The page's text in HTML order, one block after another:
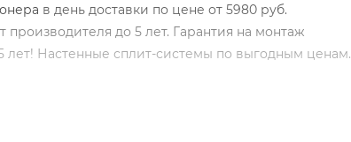
в день доставки по цене от 5980 руб.
производителя до 5 лет. Гарантия на монтаж
лет! Настенные сплит-системы по выгодным ценам.